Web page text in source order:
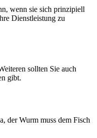
wenn sie sich prinzipiell
Dienstleistung zu
sollten Sie auch
gibt.
der Wurm muss dem Fisch